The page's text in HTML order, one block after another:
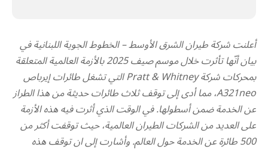
أعلنت شركة طيران الشرق الأوسط – الخطوط الجوية اللبنانية في
بيان أنّها تأثرت خلال موسم صيف 2025 بالأزمة العالمية المتعلقة
بمحركات شركة Pratt & Whitney التي تشغل طائرات إيرباص
A321neo، مما أدى إلى توقف ثلاث طائرات حديثة من هذا الطراز
عن الخدمة ضمن أسطولها. في الوقت الذي أثرت فيه هذه الأزمة
على العديد من الشركات الطيران العالمية، حيث توقفت أكثر من
500 طائرة عن الخدمة حول العالم. وأشارت إلى ان توقف هذه